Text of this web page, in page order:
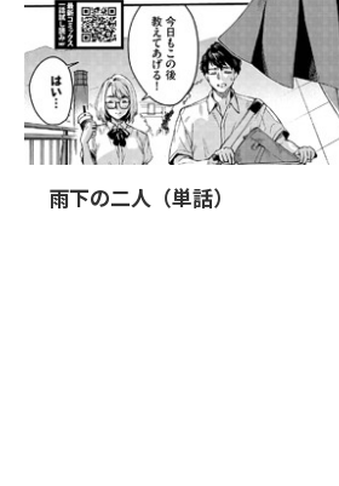
雨下の二人（単話）